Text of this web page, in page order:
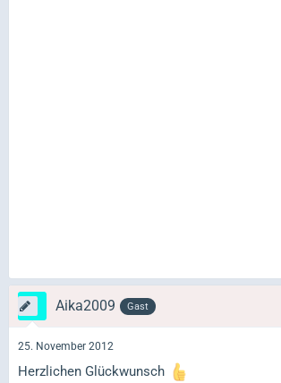
Aika2009 Gast
25. November 2012
Herzlichen Glückwunsch